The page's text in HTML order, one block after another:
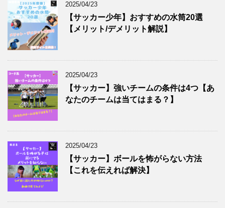
2025/04/23
【サッカー少年】おすすめの水筒20選
【メリット/デメリット解説】
2025/04/23
【サッカー】強いチームの条件は4つ【あ
なたのチームは当てはまる？】
2025/04/23
【サッカー】ボールを怖がらない方法
【これを伝えれば解決】